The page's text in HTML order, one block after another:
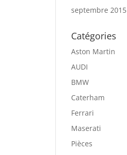
septembre 2015
Catégories
Aston Martin
AUDI
BMW
Caterham
Ferrari
Maserati
Pièces